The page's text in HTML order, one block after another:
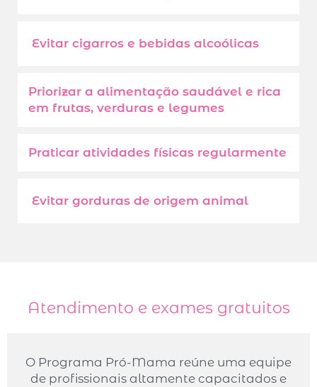
Evitar cigarros e bebidas alcoólicas
Priorizar a alimentação saudável e rica
em frutas, verduras e legumes
Praticar atividades físicas regularmente
Evitar gorduras de origem animal
Atendimento e exames gratuitos
O Programa Pró-Mama reúne uma equipe
de profissionais altamente capacitados e